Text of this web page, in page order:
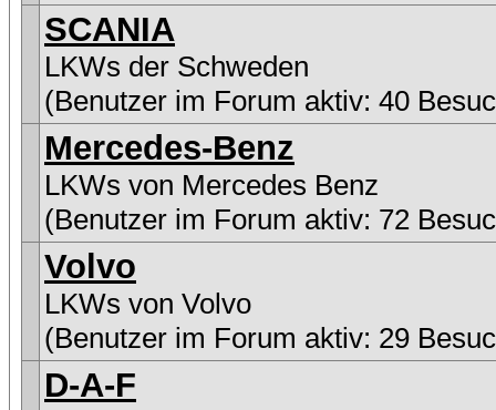
SCANIA
LKWs der Schweden
(Benutzer im Forum aktiv: 40
Mercedes-Benz
LKWs von Mercedes Benz
(Benutzer im Forum aktiv: 72
Volvo
LKWs von Volvo
(Benutzer im Forum aktiv: 29
D-A-F